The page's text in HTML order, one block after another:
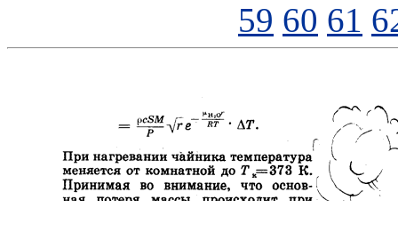
59 60 61